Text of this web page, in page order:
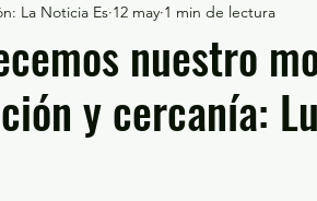
Estatal Gubernatura
Seguridad y Justicia
nuestro
y cercanía:
La Noticia Es 12 may 1 min de lectura